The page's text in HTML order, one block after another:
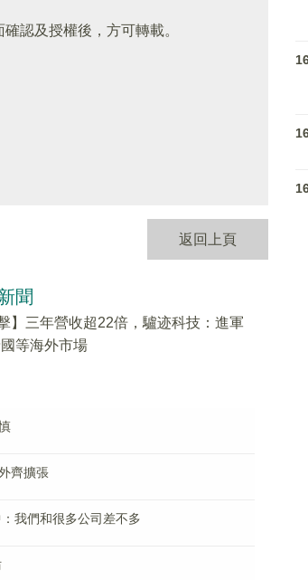
確認及授權後，方可轉載。
返回上頁
聞
】三年營收超22倍，驢迹科技：進軍
等海外市場
齊擴張
我們和很多公司差不多